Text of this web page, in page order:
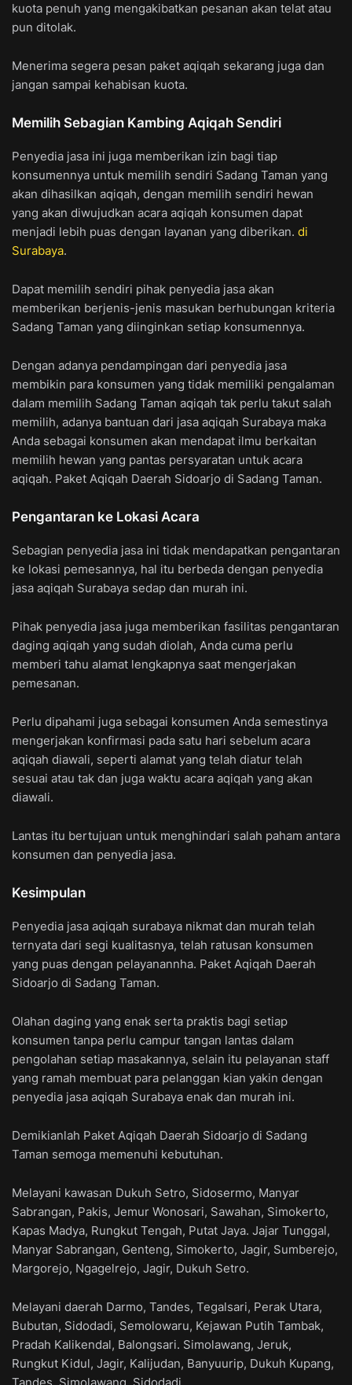
kuota penuh yang mengakibatkan pesanan akan telat atau
pun ditolak.
Menerima segera pesan paket aqiqah sekarang juga dan
jangan sampai kehabisan kuota.
Memilih Sebagian Kambing Aqiqah Sendiri
Penyedia jasa ini juga memberikan izin bagi tiap
konsumennya untuk memilih sendiri Sadang Taman yang
akan dihasilkan aqiqah, dengan memilih sendiri hewan
yang akan diwujudkan acara aqiqah konsumen dapat
menjadi lebih puas dengan layanan yang diberikan. di
Surabaya.
Dapat memilih sendiri pihak penyedia jasa akan
memberikan berjenis-jenis masukan berhubungan kriteria
Sadang Taman yang diinginkan setiap konsumennya.
Dengan adanya pendampingan dari penyedia jasa
membikin para konsumen yang tidak memiliki pengalaman
dalam memilih Sadang Taman aqiqah tak perlu takut salah
memilih, adanya bantuan dari jasa aqiqah Surabaya maka
Anda sebagai konsumen akan mendapat ilmu berkaitan
memilih hewan yang pantas persyaratan untuk acara
aqiqah. Paket Aqiqah Daerah Sidoarjo di Sadang Taman.
Pengantaran ke Lokasi Acara
Sebagian penyedia jasa ini tidak mendapatkan pengantaran
ke lokasi pemesannya, hal itu berbeda dengan penyedia
jasa aqiqah Surabaya sedap dan murah ini.
Pihak penyedia jasa juga memberikan fasilitas pengantaran
daging aqiqah yang sudah diolah, Anda cuma perlu
memberi tahu alamat lengkapnya saat mengerjakan
pemesanan.
Perlu dipahami juga sebagai konsumen Anda semestinya
mengerjakan konfirmasi pada satu hari sebelum acara
aqiqah diawali, seperti alamat yang telah diatur telah
sesuai atau tak dan juga waktu acara aqiqah yang akan
diawali.
Lantas itu bertujuan untuk menghindari salah paham antara
konsumen dan penyedia jasa.
Kesimpulan
Penyedia jasa aqiqah surabaya nikmat dan murah telah
ternyata dari segi kualitasnya, telah ratusan konsumen
yang puas dengan pelayanannha. Paket Aqiqah Daerah
Sidoarjo di Sadang Taman.
Olahan daging yang enak serta praktis bagi setiap
konsumen tanpa perlu campur tangan lantas dalam
pengolahan setiap masakannya, selain itu pelayanan staff
yang ramah membuat para pelanggan kian yakin dengan
penyedia jasa aqiqah Surabaya enak dan murah ini.
Demikianlah Paket Aqiqah Daerah Sidoarjo di Sadang
Taman semoga memenuhi kebutuhan.
Melayani kawasan Dukuh Setro, Sidosermo, Manyar
Sabrangan, Pakis, Jemur Wonosari, Sawahan, Simokerto,
Kapas Madya, Rungkut Tengah, Putat Jaya. Jajar Tunggal,
Manyar Sabrangan, Genteng, Simokerto, Jagir, Sumberejo,
Margorejo, Ngagelrejo, Jagir, Dukuh Setro.
Melayani daerah Darmo, Tandes, Tegalsari, Perak Utara,
Bubutan, Sidodadi, Semolowaru, Kejawan Putih Tambak,
Pradah Kalikendal, Balongsari. Simolawang, Jeruk,
Rungkut Kidul, Jagir, Kalijudan, Banyuurip, Dukuh Kupang,